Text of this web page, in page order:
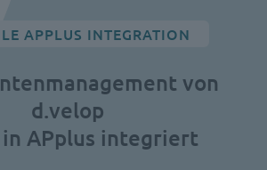
APPLUS INTEGRATION
von
d.velop
APplus integriert